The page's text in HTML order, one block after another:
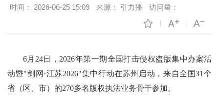
时间： 2026-06-25 15:09 来源： 引力播 访问量：
6月24日，2026年第一期全国打击侵权盗版集中办案活
动暨"剑网·江苏2026"集中行动在苏州启动，来自全国31个
省（区、市）的270多名版权执法业务骨干参加。